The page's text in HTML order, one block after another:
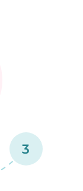
3